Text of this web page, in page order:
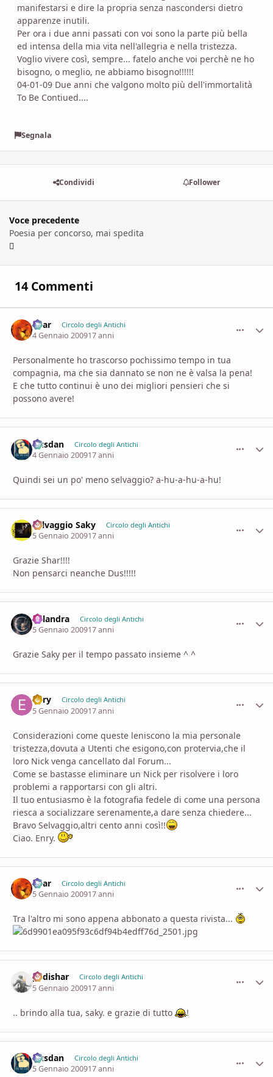
manifestarsi e dire la propria senza nascondersi dietro
apparenze inutili.
Per ora i due anni passati con voi sono la parte più bella
ed intensa della mia vita nell'allegria e nella tristezza.
Voglio vivere così, sempre... fatelo anche voi perchè ne ho
bisogno, o meglio, ne abbiamo bisogno!!!!!!
04-01-09 Due anni che valgono molto più dell'immortalità
To Be Contiued....
Segnala
Condividi Follower
Voce precedente
Poesia per concorso, mai spedita
14 Commenti
Shar Circolo degli Antichi
4 Gennaio 200917 anni
Personalmente ho trascorso pochissimo tempo in tua
compagnia, ma che sia dannato se non ne è valsa la pena!
E che tutto continui è uno dei migliori pensieri che si
possono avere!
Dusdan Circolo degli Antichi
4 Gennaio 200917 anni
Quindi sei un po' meno selvaggio? a-hu-a-hu-a-hu!
Selvaggio Saky Circolo degli Antichi
5 Gennaio 200917 anni
Grazie Shar!!!!
Non pensarci neanche Dus!!!!!
Celandra Circolo degli Antichi
5 Gennaio 200917 anni
Grazie Saky per il tempo passato insieme ^ ^
Enry Circolo degli Antichi
5 Gennaio 200917 anni
Considerazioni come queste leniscono la mia personale
tristezza,dovuta a Utenti che esigono,con protervia,che il
loro Nick venga cancellato dal Forum...
Come se bastasse eliminare un Nick per risolvere i loro
problemi a rapportarsi con gli altri.
Il tuo entusiasmo è la fotografia fedele di come una persona
riesca a socializzare serenamente,a dare senza chiedere...
Bravo Selvaggio,altri cento anni così!!
Ciao. Enry.
Shar Circolo degli Antichi
5 Gennaio 200917 anni
Tra l'altro mi sono appena abbonato a questa rivista...
padishar Circolo degli Antichi
5 Gennaio 200917 anni
.. brindo alla tua, saky. e grazie di tutto !
Dusdan Circolo degli Antichi
5 Gennaio 200917 anni